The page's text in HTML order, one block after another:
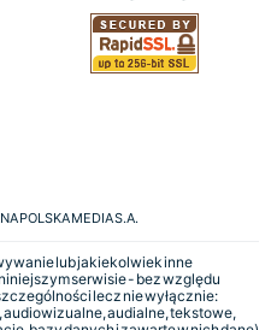
POLSKA MEDIA S.A.
lub jakiekolwiek inne
serwisie - bez względu
lecz nie wyłącznie:
audialne, tekstowe,